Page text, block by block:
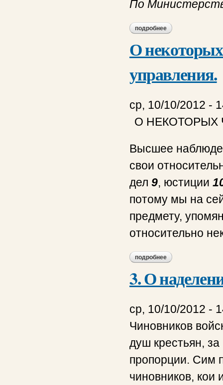
По
подробнее о по
О некоторых
управления.
ср, 10/10/2012 -
О НЕКОТОРЫХ
Высшее
свои
дел 9, юстиции
потому мы на
предмету,
относительно
подробнее о о некоторых
3. О
ср, 10/10/2012 -
Чиновников
душ крестьян,
пропорции. Сим
чиновников, кои